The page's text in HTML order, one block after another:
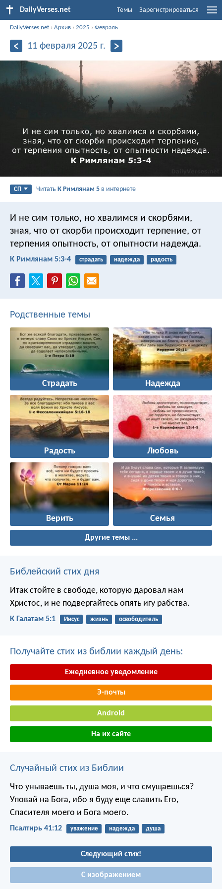
DailyVerses.net Темы Зарегистрироваться
DailyVerses.net ›Архив ›2025 ›Февраль
11 февраля 2025 г.
СП ЧитатьК Римлянам 5 в интернете
И не сим только, но хвалимся и скорбями,
зная, что от скорби происходит терпение, от
терпения опытность, от опытности надежда.
К Римлянам 5:3-4 страдать надежда радость
Родственные темы
Страдать Надежда
Радость Любовь
Верить Семья
Другие темы ...
Библейский стих дня
Итак стойте в свободе, которую даровал нам
Христос, и не подвергайтесь опять игу рабства.
К Галатам 5:1 Иисус жизнь освободитель
Получайте стих из библии каждый день:
Ежедневное уведомление
Э-почты
Android
На их сайте
Случайный стих из Библии
Что унываешь ты, душа моя, и что смущаешься?
Уповай на Бога, ибо я буду еще славить Его,
Спасителя моего и Бога моего.
Псалтирь 41:12 уважение надежда душа
Следующий стих!
С изображением